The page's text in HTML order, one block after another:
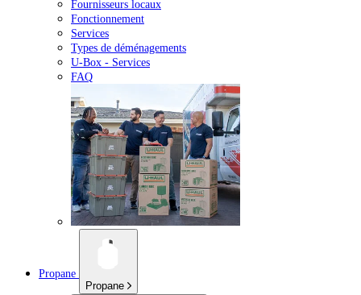
Fournisseurs locaux
Fonctionnement
Services
Types de déménagements
U-Box - Services
FAQ
Propane
Propane